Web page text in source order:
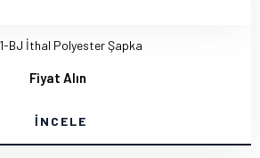
BJ İthal Polyester Şapka
Fiyat Alın
İNCELE